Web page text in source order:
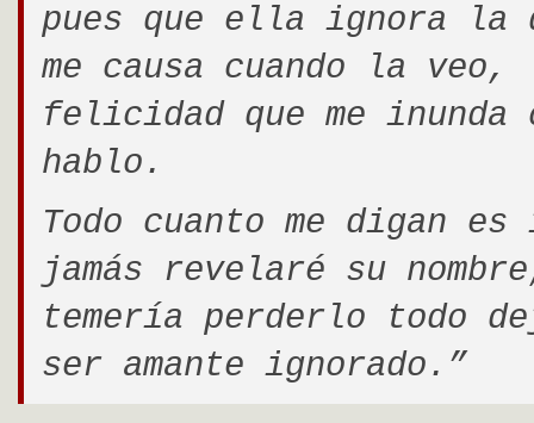
pues que ella ignora la
me causa cuando la veo,
felicidad que me inunda
hablo.
Todo cuanto me digan
jamás revelaré su
temería perderlo todo
ser amante ignorado.”